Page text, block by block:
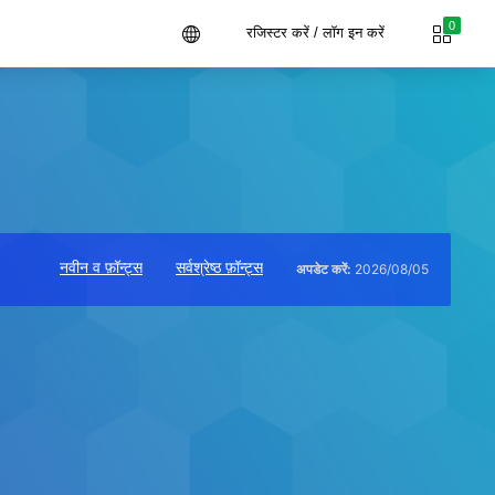
0
रजिस्टर करें / लॉग इन करें
अपडेट करें: 2026/08/05
नवीन व फ़ॉन्ट्स सर्वश्रेष्ठ फ़ॉन्ट्स